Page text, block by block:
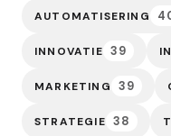
AUTOMATISERING
INNOVATIE 39
MARKETING 39
STRATEGIE 38